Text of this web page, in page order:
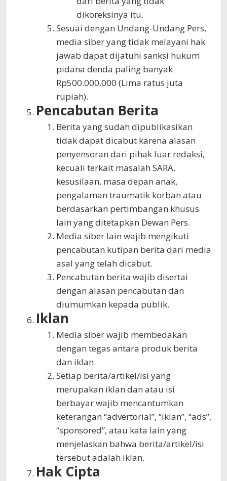
dikoreksinya itu.
Sesuai dengan Undang-Undang Pers,
media siber yang tidak melayani hak
jawab dapat dijatuhi sanksi hukum
pidana denda paling banyak
Rp500.000.000 (Lima ratus juta
rupiah).
Pencabutan Berita
Berita yang sudah dipublikasikan
tidak dapat dicabut karena alasan
penyensoran dari pihak luar redaksi,
kecuali terkait masalah SARA,
kesusilaan, masa depan anak,
pengalaman traumatik korban atau
berdasarkan pertimbangan khusus
lain yang ditetapkan Dewan Pers.
Media siber lain wajib mengikuti
pencabutan kutipan berita dari media
asal yang telah dicabut.
Pencabutan berita wajib disertai
dengan alasan pencabutan dan
diumumkan kepada publik.
Iklan
Media siber wajib membedakan
dengan tegas antara produk berita
dan iklan.
Setiap berita/artikel/isi yang
merupakan iklan dan atau isi
berbayar wajib mencantumkan
keterangan “advertorial”, “iklan”, “ads”,
“sponsored”, atau kata lain yang
menjelaskan bahwa berita/artikel/isi
tersebut adalah iklan.
Hak Cipta